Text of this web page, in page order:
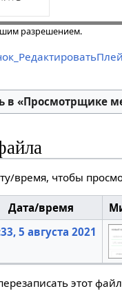
разрешением.
в «Просмотрщике
время, чтобы
Дата/время
5 августа 2021
этот